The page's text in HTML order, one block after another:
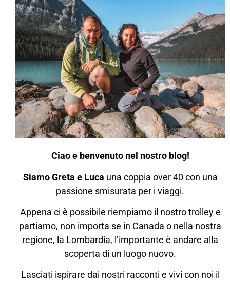
Ciao e benvenuto nel nostro blog!
Siamo Greta e Luca una coppia over 40 con una
passione smisurata per i viaggi.
Appena ci è possibile riempiamo il nostro trolley e
partiamo, non importa se in Canada o nella nostra
regione, la Lombardia, l’importante è andare alla
scoperta di un luogo nuovo.
Lasciati ispirare dai nostri racconti e vivi con noi il